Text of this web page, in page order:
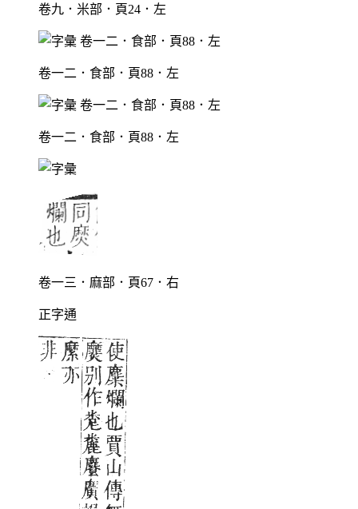
卷九．米部．頁24．左
卷一二．食部．頁88．左
卷一二．食部．頁88．左
卷一三．麻部．頁67．右
正字通